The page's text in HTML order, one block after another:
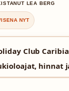
LEA BERG
NYT
Club
hinnat